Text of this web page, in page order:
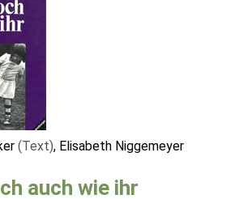
(Text), Elisabeth Niggemeyer
auch wie ihr